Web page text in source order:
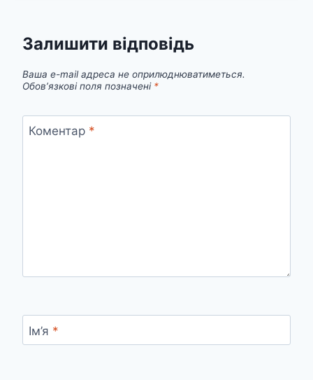
Залишити відповідь
Ваша e-mail адреса не оприлюднюватиметься.
Обов’язкові поля позначені *
Коментар *
Ім’я *